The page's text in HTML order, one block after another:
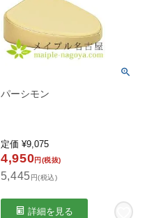
パーシモン
定価 ¥9,075
4,950円(税抜)
5,445円(税込)
詳細を見る